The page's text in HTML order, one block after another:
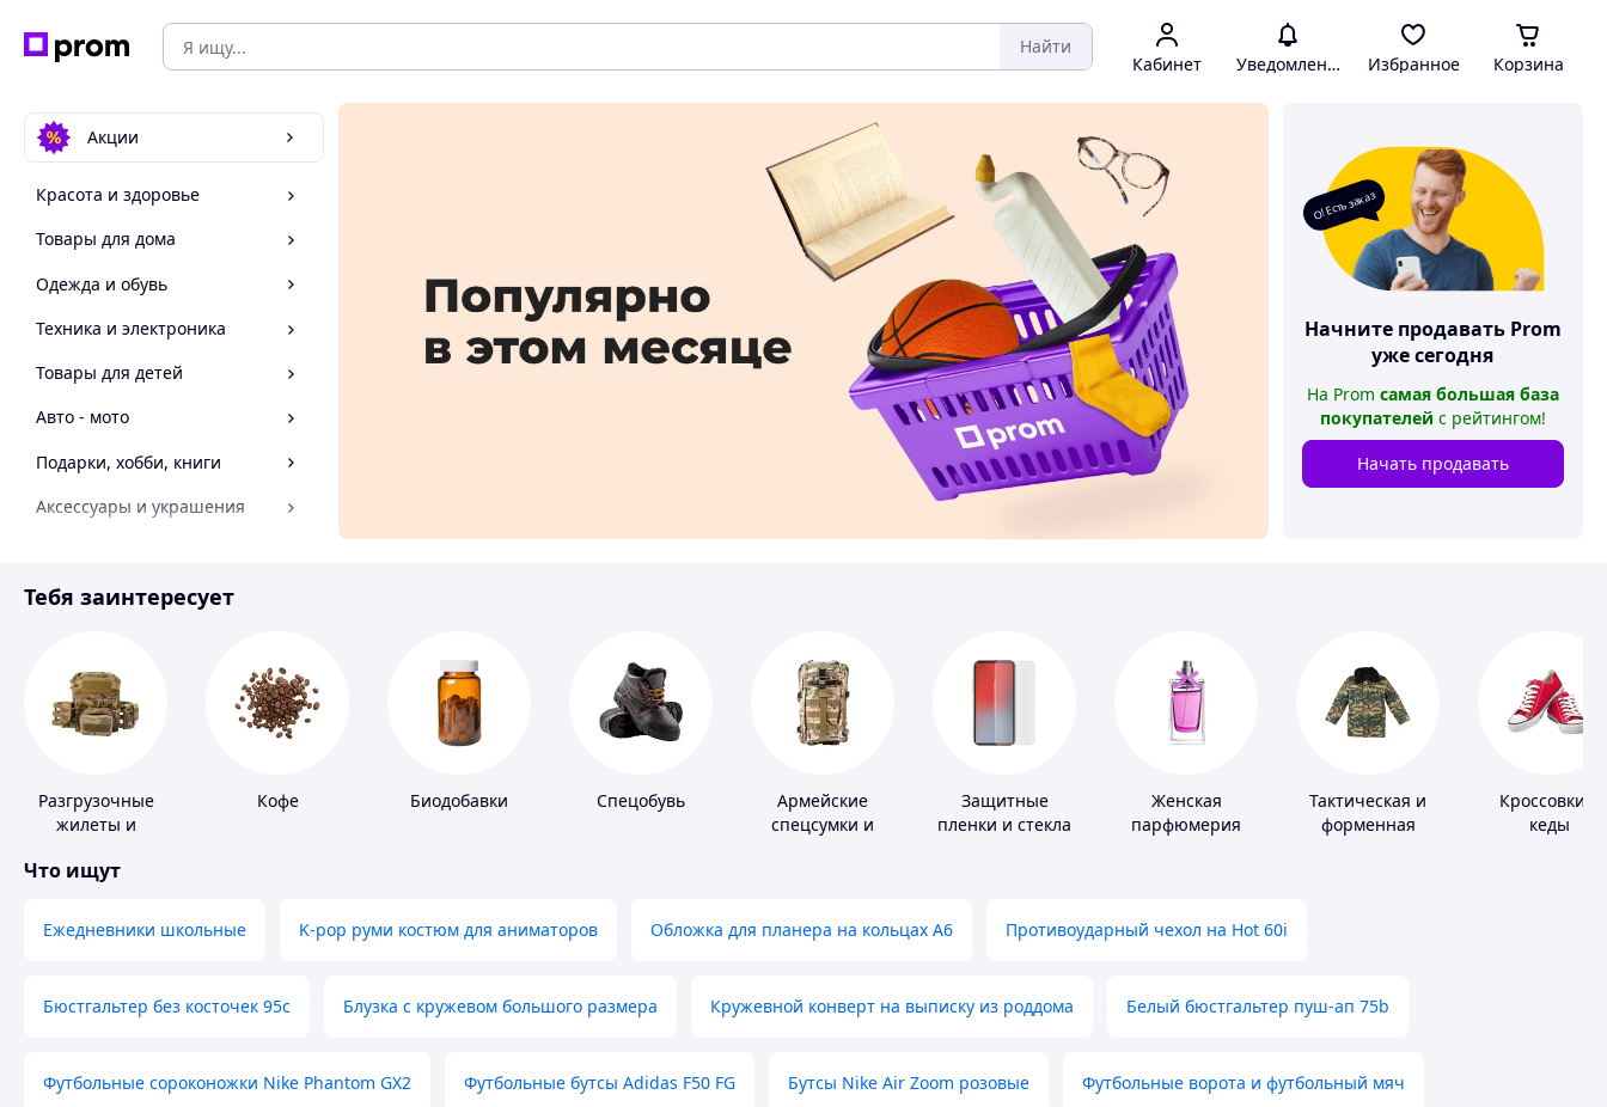
Найти
Кабинет Уведомления Избранное Корзина
Акции
Красота и здоровье
Товары для дома
Одежда и обувь
Техника и электроника
Товары для детей
Авто - мото
Подарки, хобби, книги
Аксессуары и украшения
Спорт и отдых
О! Есть заказ
Начните продавать Prom
уже сегодня
На Prom самая большая база
покупателей с рейтингом!
Начать продавать
Тебя заинтересует
Разгрузочные
жилеты и
плит
Кофе Биодобавки Спецобувь
Армейские
спецсумки и
Защитные
пленки и стекла
Женская
парфюмерия
Тактическая и
форменная
Кроссовки и
кеды
Что ищут
Ежедневники школьные K-pop руми костюм для аниматоров Обложка для планера на кольцах А6 Противоударный чехол на Hot 60i
Бюстгальтер без косточек 95с Блузка с кружевом большого размера Кружевной конверт на выписку из роддома Белый бюстгальтер пуш-ап 75b
Футбольные сороконожки Nike Phantom GX2 Футбольные бутсы Adidas F50 FG Бутсы Nike Air Zoom розовые Футбольные ворота и футбольный мяч